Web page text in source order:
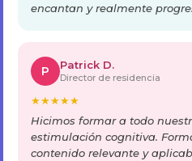
encantan y realmente
P Patrick D.
Director de residencia
★★★★★
Hicimos formar a todo
estimulación cognitiva.
contenido relevante y